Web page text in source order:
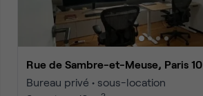
Rue de Sambre-et-Meuse, Paris 10
Bureau privé • sous-location